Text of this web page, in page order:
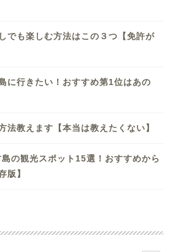
でも楽しむ方法はこの３つ【免許が
に行きたい！おすすめ第1位はあの
法教えます【本当は教えたくない】
島の観光スポット15選！おすすめから
版】